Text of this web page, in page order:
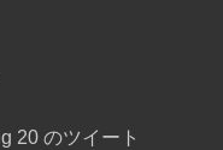
20 のツイート